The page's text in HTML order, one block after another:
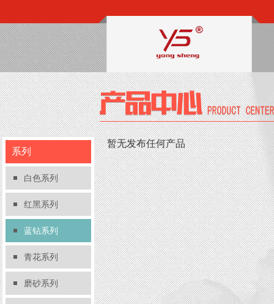
系列
白色系列
红黑系列
蓝钻系列
青花系列
磨砂系列
暂无发布任何产品